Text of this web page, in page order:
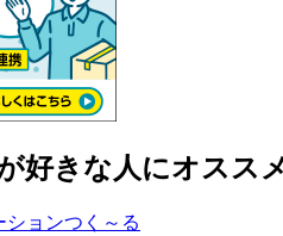
好きな人にオスス